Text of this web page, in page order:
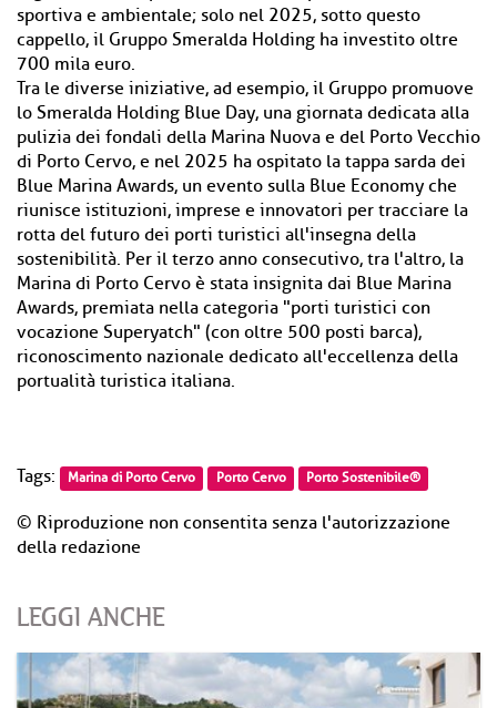
sportiva e ambientale; solo nel 2025, sotto questo
cappello, il Gruppo Smeralda Holding ha investito oltre
700 mila euro.
Tra le diverse iniziative, ad esempio, il Gruppo promuove
lo Smeralda Holding Blue Day, una giornata dedicata alla
pulizia dei fondali della Marina Nuova e del Porto Vecchio
di Porto Cervo, e nel 2025 ha ospitato la tappa sarda dei
Blue Marina Awards, un evento sulla Blue Economy che
riunisce istituzioni, imprese e innovatori per tracciare la
rotta del futuro dei porti turistici all'insegna della
sostenibilità. Per il terzo anno consecutivo, tra l'altro, la
Marina di Porto Cervo è stata insignita dai Blue Marina
Awards, premiata nella categoria "porti turistici con
vocazione Superyatch" (con oltre 500 posti barca),
riconoscimento nazionale dedicato all'eccellenza della
portualità turistica italiana.
Tags: Marina di Porto Cervo Porto Cervo Porto Sostenibile®
© Riproduzione non consentita senza l'autorizzazione
della redazione
LEGGI ANCHE